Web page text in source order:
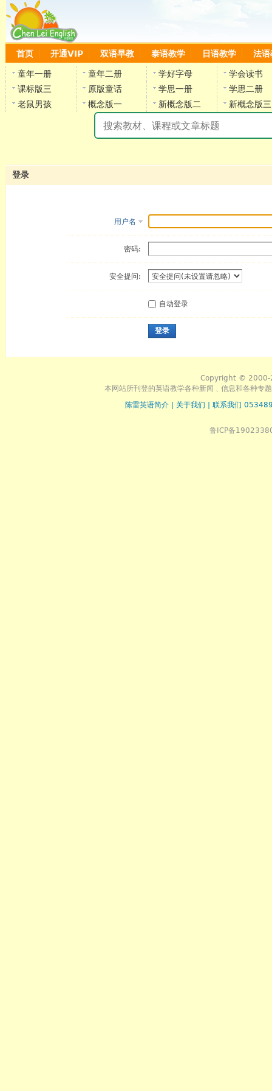
首页 开通VIP 双语早教 泰语教学 日语教学 法语
童年一册 童年二册 学好字母
学会读书
课标版三
原版童话 学思一册
学思二册
老鼠男孩
概念版一 新概念版二 新概念版三
登录
用户名
密码:
安全提问:
自动登录
登录
Copyright © 2000-
本网站所刊登的英语教学各种新闻﹑信息和各种专
陈雷英语简介
关于我们 联系我们
鲁ICP备